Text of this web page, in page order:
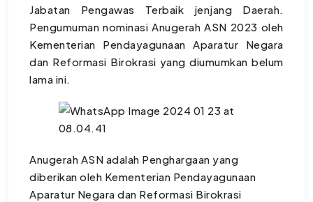
Jabatan Pengawas Terbaik jenjang Daerah.
Pengumuman nominasi Anugerah ASN 2023 oleh
Kementerian Pendayagunaan Aparatur Negara
dan Reformasi Birokrasi yang diumumkan belum
lama ini.
Anugerah ASN adalah Penghargaan yang
diberikan oleh Kementerian Pendayagunaan
Aparatur Negara dan Reformasi Birokrasi